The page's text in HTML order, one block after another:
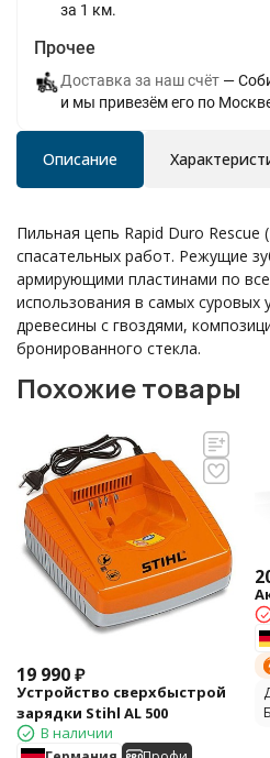
за 1 км.
Прочее
Доставка за наш счёт
и мы привезём его по
Описание
Пильная цепь Rapid Duro Rescue
спасательных работ. Режущие
армирующими пластинами по
использования в самых суровых
древесины с гвоздями,
бронированного стекла.
Похожие товары
19 990₽
Устройство сверхбыстрой
зарядки Stihl AL 500
В наличии